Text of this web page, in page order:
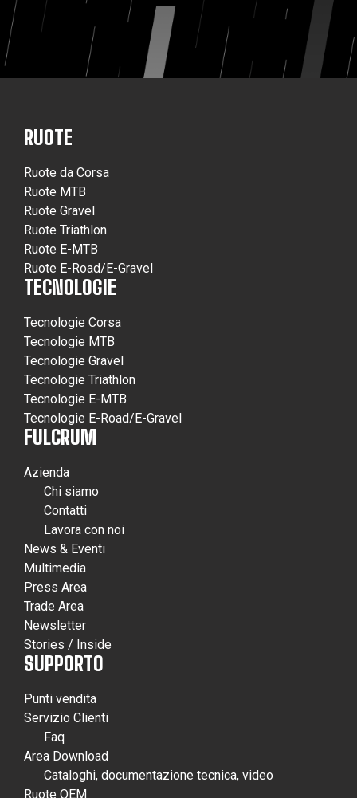
RUOTE
Ruote da Corsa
Ruote MTB
Ruote Gravel
Ruote Triathlon
Ruote E-MTB
Ruote E-Road/E-Gravel
TECNOLOGIE
Tecnologie Corsa
Tecnologie MTB
Tecnologie Gravel
Tecnologie Triathlon
Tecnologie E-MTB
Tecnologie E-Road/E-Gravel
FULCRUM
Azienda
Chi siamo
Contatti
Lavora con noi
News & Eventi
Multimedia
Press Area
Trade Area
Newsletter
Stories / Inside
SUPPORTO
Punti vendita
Servizio Clienti
Faq
Area Download
Cataloghi, documentazione tecnica, video
Ruote OEM